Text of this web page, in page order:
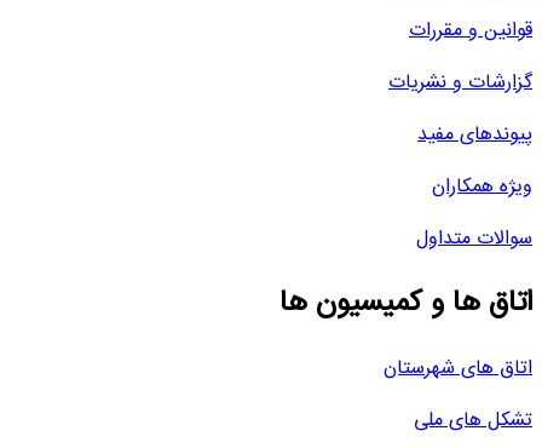
قوانین و مقررات
گزارشات و نشریات
پیوندهای مفید
ویژه همکاران
سوالات متداول
اتاق ها و کمیسیون ها
اتاق های شهرستان
تشکل های ملی